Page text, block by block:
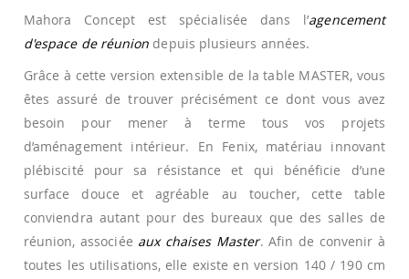
Mahora Concept est spécialisée dans l’agencement
d'espace de réunion depuis plusieurs années.
Grâce à cette version extensible de la table MASTER, vous
êtes assuré de trouver précisément ce dont vous avez
besoin pour mener à terme tous vos projets
d’aménagement intérieur. En Fenix, matériau innovant
plébiscité pour sa résistance et qui bénéficie d’une
surface douce et agréable au toucher, cette table
conviendra autant pour des bureaux que des salles de
réunion, associée aux chaises Master. Afin de convenir à
toutes les utilisations, elle existe en version 140 / 190 cm